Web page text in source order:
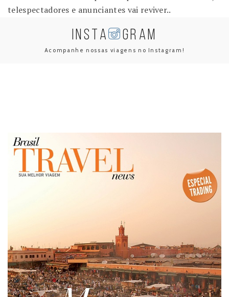
telespectadores e anunciantes vai reviver..
INSTA GRAM
Acompanhe nossas viagens no Instagram!